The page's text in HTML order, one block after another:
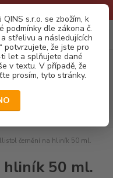
s.r.o. se zbožím, k
podmínky dle zákona č.
střelivu a následujících
potvrzujete, že jste pro
let a splňujete dané
v textu. V případě, že
prosím, tyto stránky.
Menu
0
za0,00 Kč
černění na hliník 50 ml.
50 ml.